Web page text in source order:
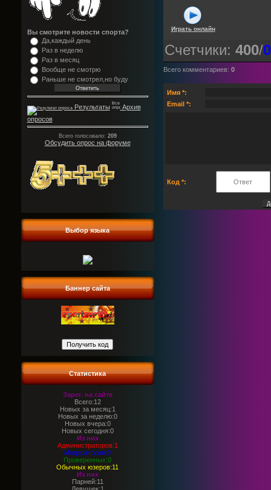
Вы смотрите новости спорта?
Да,каждый день
Раз в неделю
Раз в месяц
Вообще не смотрю
Раньше не смотрел,но буду
Результаты
Архив
опросов
Всего голосовало: 209
Обсудить опрос на форуме
Выбор языка
Баннер сайта
Статистика
Зарег. на сайте
Всего:12
Новых за месяц:1
Новых за неделю:0
Новых вчера:0
Новых сегодня:0
Из них
Администраторов:1
Модераторов:0
Проверенных:0
Обычных юзеров:11
Из них
Парней:11
Играть онлайн
Счетчики: 400/0
Всего комментариев: 0
Имя *:
Email *:
Код *: